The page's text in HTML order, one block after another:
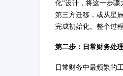
化”设计，将这一步
第三方迁移，或从星
完成初始化。整个过
第二步：日常财务处
日常财务中最频繁的